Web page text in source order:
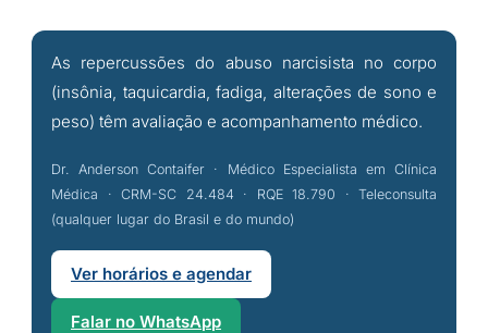
As repercussões do abuso narcisista no corpo
(insônia, taquicardia, fadiga, alterações de sono e
peso) têm avaliação e acompanhamento médico.
Dr. Anderson Contaifer · Médico Especialista em Clínica
Médica · CRM-SC 24.484 · RQE 18.790 · Teleconsulta
(qualquer lugar do Brasil e do mundo)
Ver horários e agendar
Falar no WhatsApp